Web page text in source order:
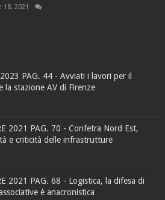
18, 2021
PAG. 44 - Avviati i lavori per il
la stazione AV di Firenze
2021 PAG. 70 - Confetra Nord Est,
e criticità delle infrastrutture
2021 PAG. 68 - Logistica, la difesa di
è anacronistica